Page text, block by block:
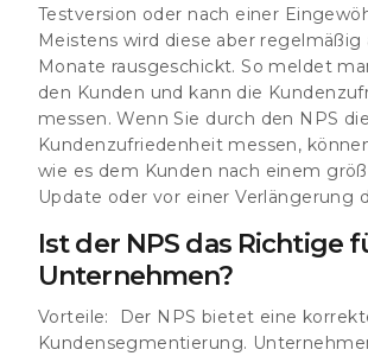
Testversion oder nach einer
Meistens wird diese aber regelmäßig
Monate rausgeschickt. So meldet
den Kunden und kann die
messen. Wenn Sie durch den NPS die
Kundenzufriedenheit messen,
wie es dem Kunden nach einem
Update oder vor einer Verlängerung
Ist der NPS das Richtige
Unternehmen?
Vorteile: Der NPS bietet eine
Kundensegmentierung.